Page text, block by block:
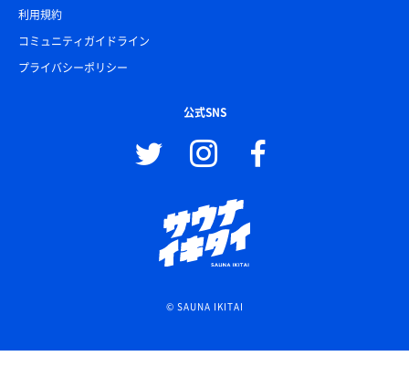
利用規約
コミュニティガイドライン
プライバシーポリシー
公式SNS
© SAUNA IKITAI